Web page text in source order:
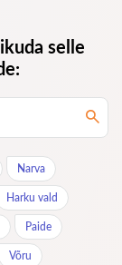
selle
Narva
Harku vald
Paide
Võru